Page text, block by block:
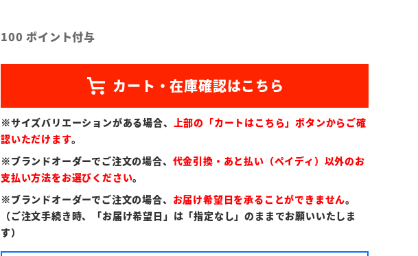
100 ポイント付与
※サイズバリエーションがある場合、
上部の「カートはこちら」ボタンからご確
認いただけます。
※ブランドオーダーでご注文の場合、 代金引換・あと払い（ペイディ）以外のお
支払い方法をお選びください。
※ブランドオーダーでご注文の場合、 お届け希望日を承ることができません。
（ご注文手続き時、「お届け希望日」は「指定なし」のままでお願いいたしま
す）